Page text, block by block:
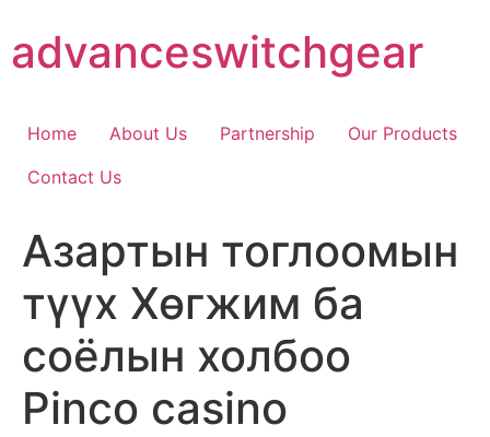
content
advanceswitchgear
Home About Us Partnership
Our Products
Contact Us
Азартын тоглоомын
түүх Хөгжим ба
соёлын холбоо
Pinco casino